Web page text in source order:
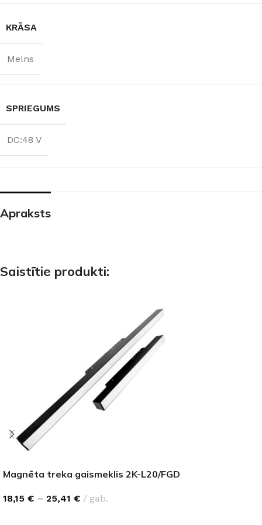
KRĀSA
Melns
SPRIEGUMS
DC:48 V
Apraksts
Saistītie produkti:
Magnēta treka gaismeklis 2K-L20/FGD
18,15 € – 25,41 € gab.